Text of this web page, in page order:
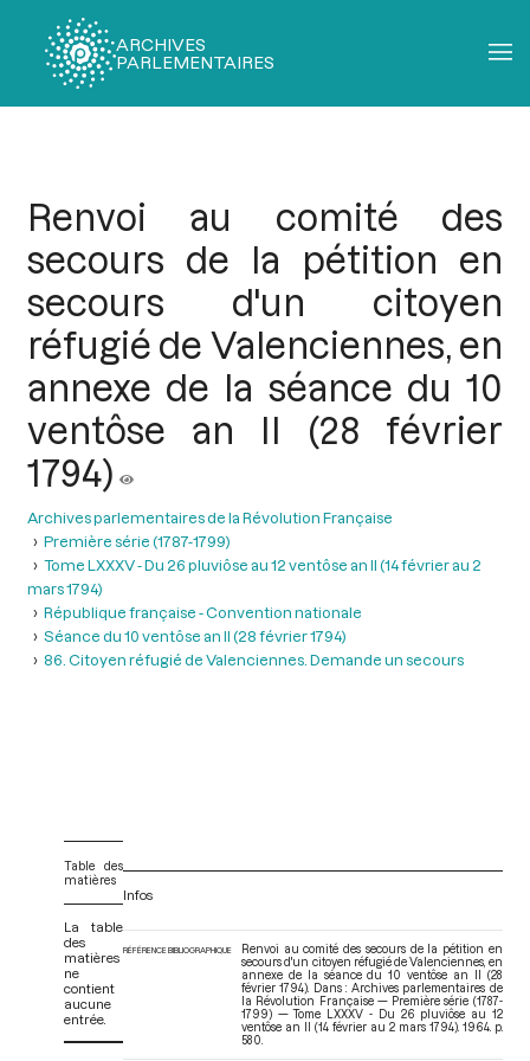
ARCHIVES
PARLEMENTAIRES
Renvoi au comité des
secours de la pétition en
secours d'un citoyen
réfugié de Valenciennes, en
annexe de la séance du 10
ventôse an II (28 février
1794)
Archives parlementaires de la Révolution Française
Première série (1787-1799)
Tome LXXXV - Du 26 pluviôse au 12 ventôse an II (14 février au 2
mars 1794)
République française - Convention nationale
Séance du 10 ventôse an II (28 février 1794)
86. Citoyen réfugié de Valenciennes. Demande un secours
Table des
matières
La table
des
matières
ne
contient
aucune
entrée.
Infos
RÉFÉRENCE BIBLIOGRAPHIQUE
Renvoi au comité des secours de la pétition en
secours d'un citoyen réfugié de Valenciennes, en
annexe de la séance du 10 ventôse an II (28
février 1794). Dans : Archives parlementaires de
la Révolution Française — Première série (1787-
1799) — Tome LXXXV - Du 26 pluviôse au 12
ventôse an II (14 février au 2 mars 1794). 1964. p.
580.